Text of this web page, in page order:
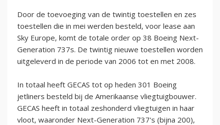
Door de toevoeging van de twintig toestellen en zes
toestellen die in mei werden besteld, voor lease aan
Sky Europe, komt de totale order op 38 Boeing Next-
Generation 737s. De twintig nieuwe toestellen worden
uitgeleverd in de periode van 2006 tot en met 2008.
In totaal heeft GECAS tot op heden 301 Boeing
jetliners besteld bij de Amerikaanse vliegtuigbouwer.
GECAS heeft in totaal zeshonderd vliegtuigen in haar
vloot, waaronder Next-Generation 737's (bijna 200),